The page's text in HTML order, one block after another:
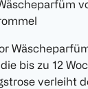
bis zu 12
verleiht